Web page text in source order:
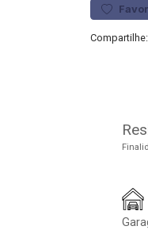
Compartilhe: